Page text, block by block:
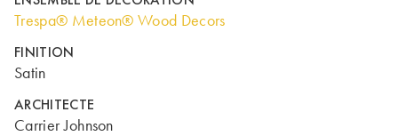
Trespa® Meteon® Wood Decors
FINITION
Satin
ARCHITECTE
Carrier Johnson